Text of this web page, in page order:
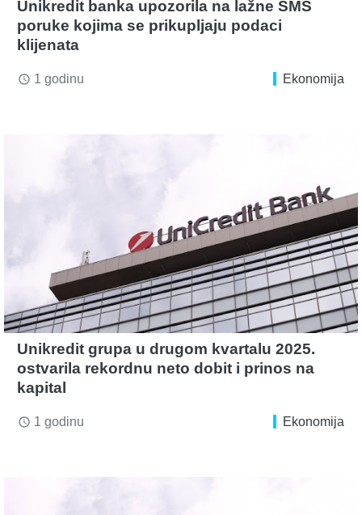
Unikredit banka upozorila na lažne SMS
poruke kojima se prikupljaju podaci
klijenata
access_time 1 godinu Ekonomija
Unikredit grupa u drugom kvartalu 2025.
ostvarila rekordnu neto dobit i prinos na
kapital
access_time 1 godinu Ekonomija